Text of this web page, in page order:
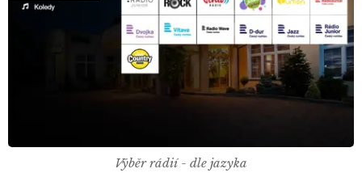
Výběr rádií - dle jazyka